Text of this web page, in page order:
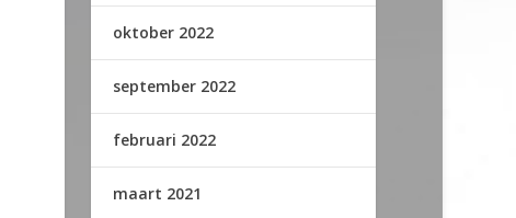
oktober 2022
september 2022
februari 2022
maart 2021